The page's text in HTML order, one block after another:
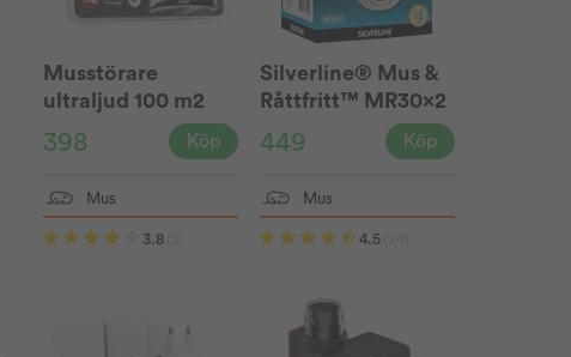
Musstörare
ultraljud 100 m2
Wave™
398 Köp
Silverline® Mus &
Råttfritt™ MR30x2
449 Köp
Mus
3.8
Mus
4.5